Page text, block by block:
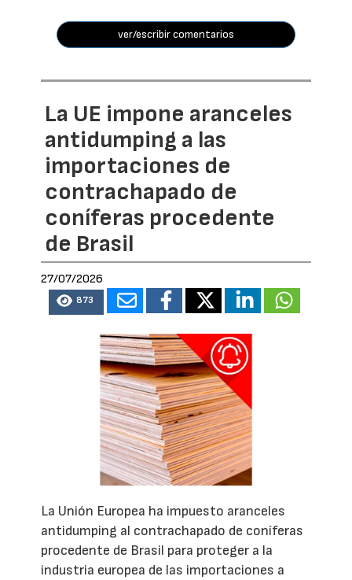
ver/escribir comentarios
La UE impone aranceles
antidumping a las
importaciones de
contrachapado de
coníferas procedente
de Brasil
27/07/2026
873
La Unión Europea ha impuesto aranceles
antidumping al contrachapado de coníferas
procedente de Brasil para proteger a la
industria europea de las importaciones a